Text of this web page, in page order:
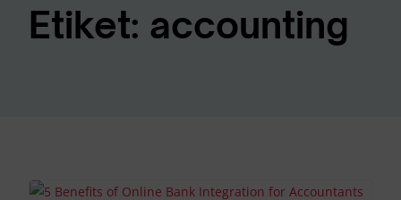
Etiket: accounting